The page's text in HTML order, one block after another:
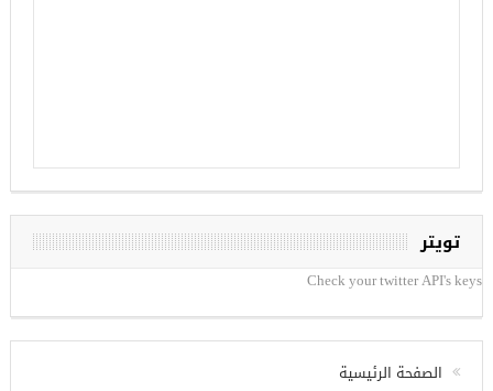
تويتر
Check your twitter API's keys
الصفحة الرئيسية